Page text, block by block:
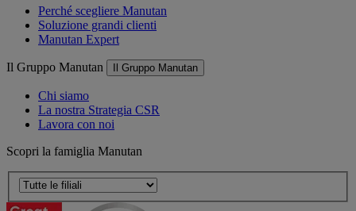
Perché scegliere Manutan
Soluzione grandi clienti
Manutan Expert
Il Gruppo Manutan Il Gruppo Manutan
Chi siamo
La nostra Strategia CSR
Lavora con noi
Scopri la famiglia Manutan